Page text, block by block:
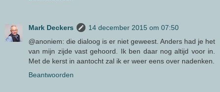
Mark Deckers
14 december 2015 om 07:50
@anoniem: die dialoog is er niet geweest. Anders had je het
van mijn zijde vast gehoord. Ik ben daar nog altijd voor in.
Met de kerst in aantocht zal ik er weer eens over nadenken.
Beantwoorden